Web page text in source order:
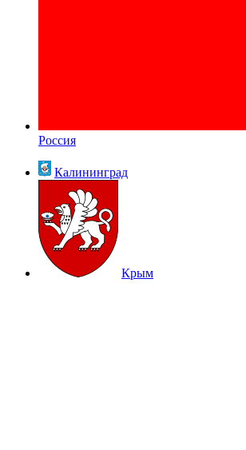
Россия
Калининград
Крым